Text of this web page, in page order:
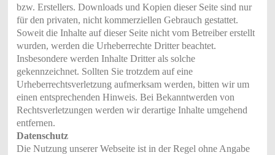
bzw. Erstellers. Downloads und Kopien dieser Seite sind nur
für den privaten, nicht kommerziellen Gebrauch gestattet.
Soweit die Inhalte auf dieser Seite nicht vom Betreiber erstellt
wurden, werden die Urheberrechte Dritter beachtet.
Insbesondere werden Inhalte Dritter als solche
gekennzeichnet. Sollten Sie trotzdem auf eine
Urheberrechtsverletzung aufmerksam werden, bitten wir um
einen entsprechenden Hinweis. Bei Bekanntwerden von
Rechtsverletzungen werden wir derartige Inhalte umgehend
entfernen.
Datenschutz
Die Nutzung unserer Webseite ist in der Regel ohne Angabe